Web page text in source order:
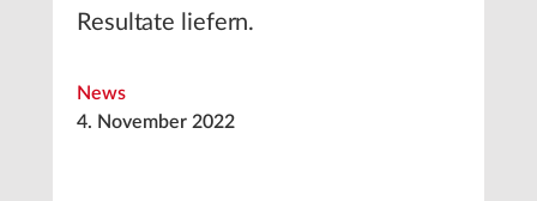
Resultate liefern.
News
4. November 2022